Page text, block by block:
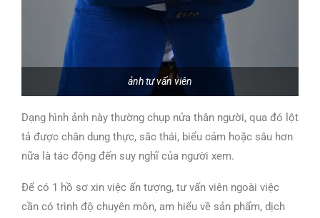
ảnh tư vấn viên
Dạng hình ảnh này thường chụp nửa thân người, qua đó lột
tả được chân dung thực, sắc thái, biểu cảm hoặc sâu hơn
nữa là tác động đến suy nghĩ của người xem.
Để có 1 hồ sơ xin việc ấn tượng, tư vấn viên ngoài việc
cần có trình độ chuyên môn, am hiểu về sản phẩm, dịch